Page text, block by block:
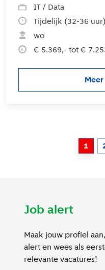
IT / Data
Tijdelijk (32-36 uur)
wo
€ 5.369,- tot €
1
Job alert
Maak jouw profiel
alert en wees als
relevante vacatures!